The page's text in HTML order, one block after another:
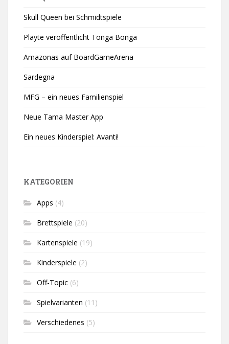
Skull Queen bei Schmidtspiele
Playte veröffentlicht Tonga Bonga
Amazonas auf BoardGameArena
Sardegna
MFG – ein neues Familienspiel
Neue Tama Master App
Ein neues Kinderspiel: Avanti!
KATEGORIEN
Apps (4)
Brettspiele (20)
Kartenspiele (19)
Kinderspiele (2)
Off-Topic (6)
Spielvarianten (11)
Verschiedenes (5)